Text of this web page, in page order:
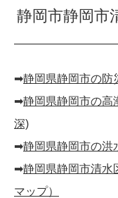
静岡市静岡市
➡︎静岡県静岡市の防
➡︎静岡県静岡市の高
深)
➡︎静岡県静岡市の洪
➡︎静岡県静岡市清水
マップ）